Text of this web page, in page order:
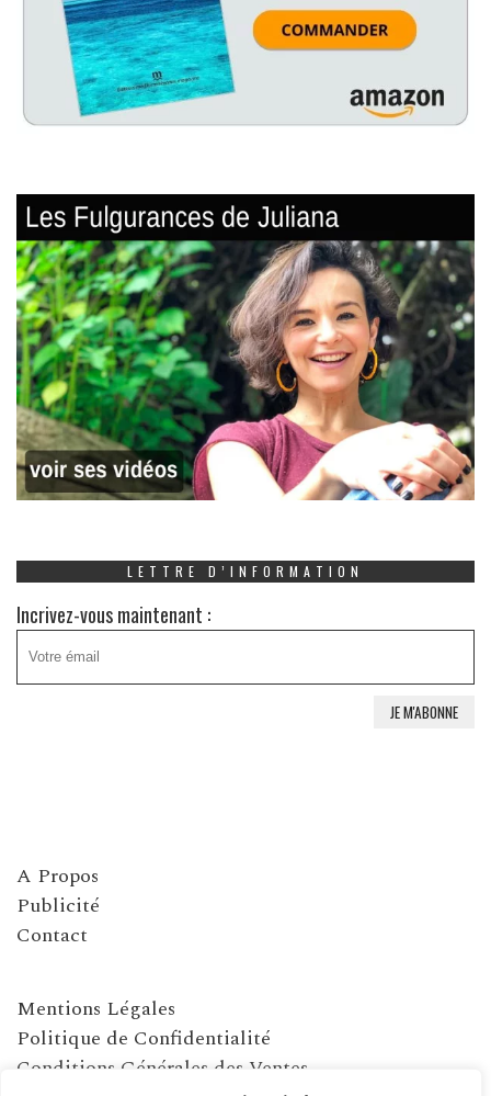
LETTRE D’INFORMATION
Incrivez-vous maintenant :
A Propos
Publicité
Contact
Mentions Légales
Politique de Confidentialité
Conditions Générales des Ventes